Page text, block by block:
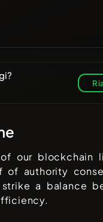
our blockchain
of authority
a balance